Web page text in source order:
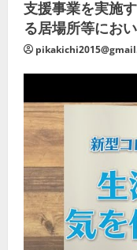
支援事業を実施
る居場所等にお